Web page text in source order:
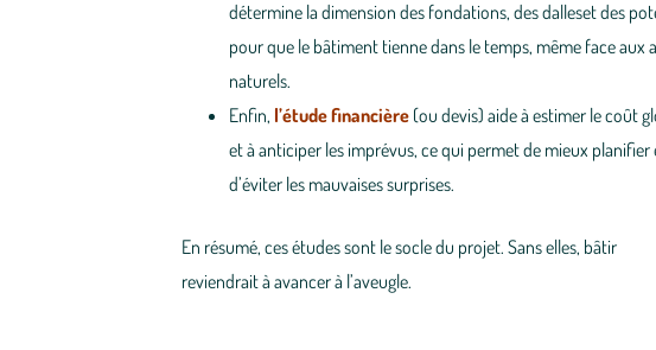
détermine la dimension des fondations, desdalleset des
pour que le bâtiment tienne dans le temps, même face aux
naturels.
Enfin, l’étude financière (ou devis) aide àestimer le coût
et à anticiper les imprévus, ce qui permet de mieux planifier
d’éviter les mauvaises surprises.
En résumé, ces études sont lesocle du projet. Sans elles, bâtir
reviendrait à avancer à l’aveugle.